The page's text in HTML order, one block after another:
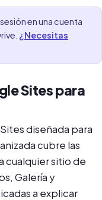
en una cuenta
¿Necesitas
Sites para
diseñada para
cubre las
cualquier sitio de
Galería y
a explicar